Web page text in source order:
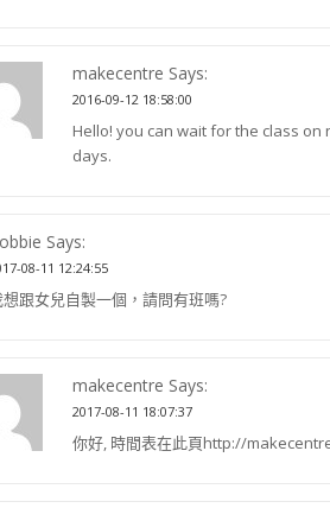
makecentre Says:
2016-09-12 18:58:00
Hello! you can wait for the class
days.
Says:
08-11 12:24:55
跟女兒自製一個，請問有班嗎?
makecentre Says:
2017-08-11 18:07:37
你好, 時間表在此頁http://